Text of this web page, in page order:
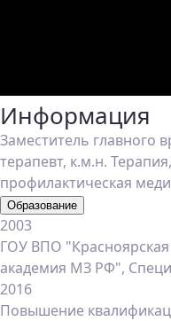
Информация
Заместитель главного
терапевт, к.м.н.
профилактическая
Образование
2003
ГОУ ВПО "Красноярская
академия МЗ РФ",
2016
Повышение